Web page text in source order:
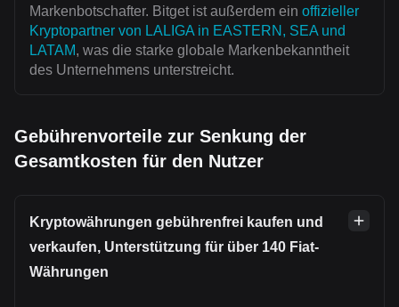
Markenbotschafter. Bitget ist außerdem ein offizieller
Kryptopartner von LALIGA in EASTERN, SEA und
LATAM, was die starke globale Markenbekanntheit
des Unternehmens unterstreicht.
Gebührenvorteile zur Senkung der
Gesamtkosten für den Nutzer
Kryptowährungen gebührenfrei kaufen und
verkaufen, Unterstützung für über 140 Fiat-
Währungen